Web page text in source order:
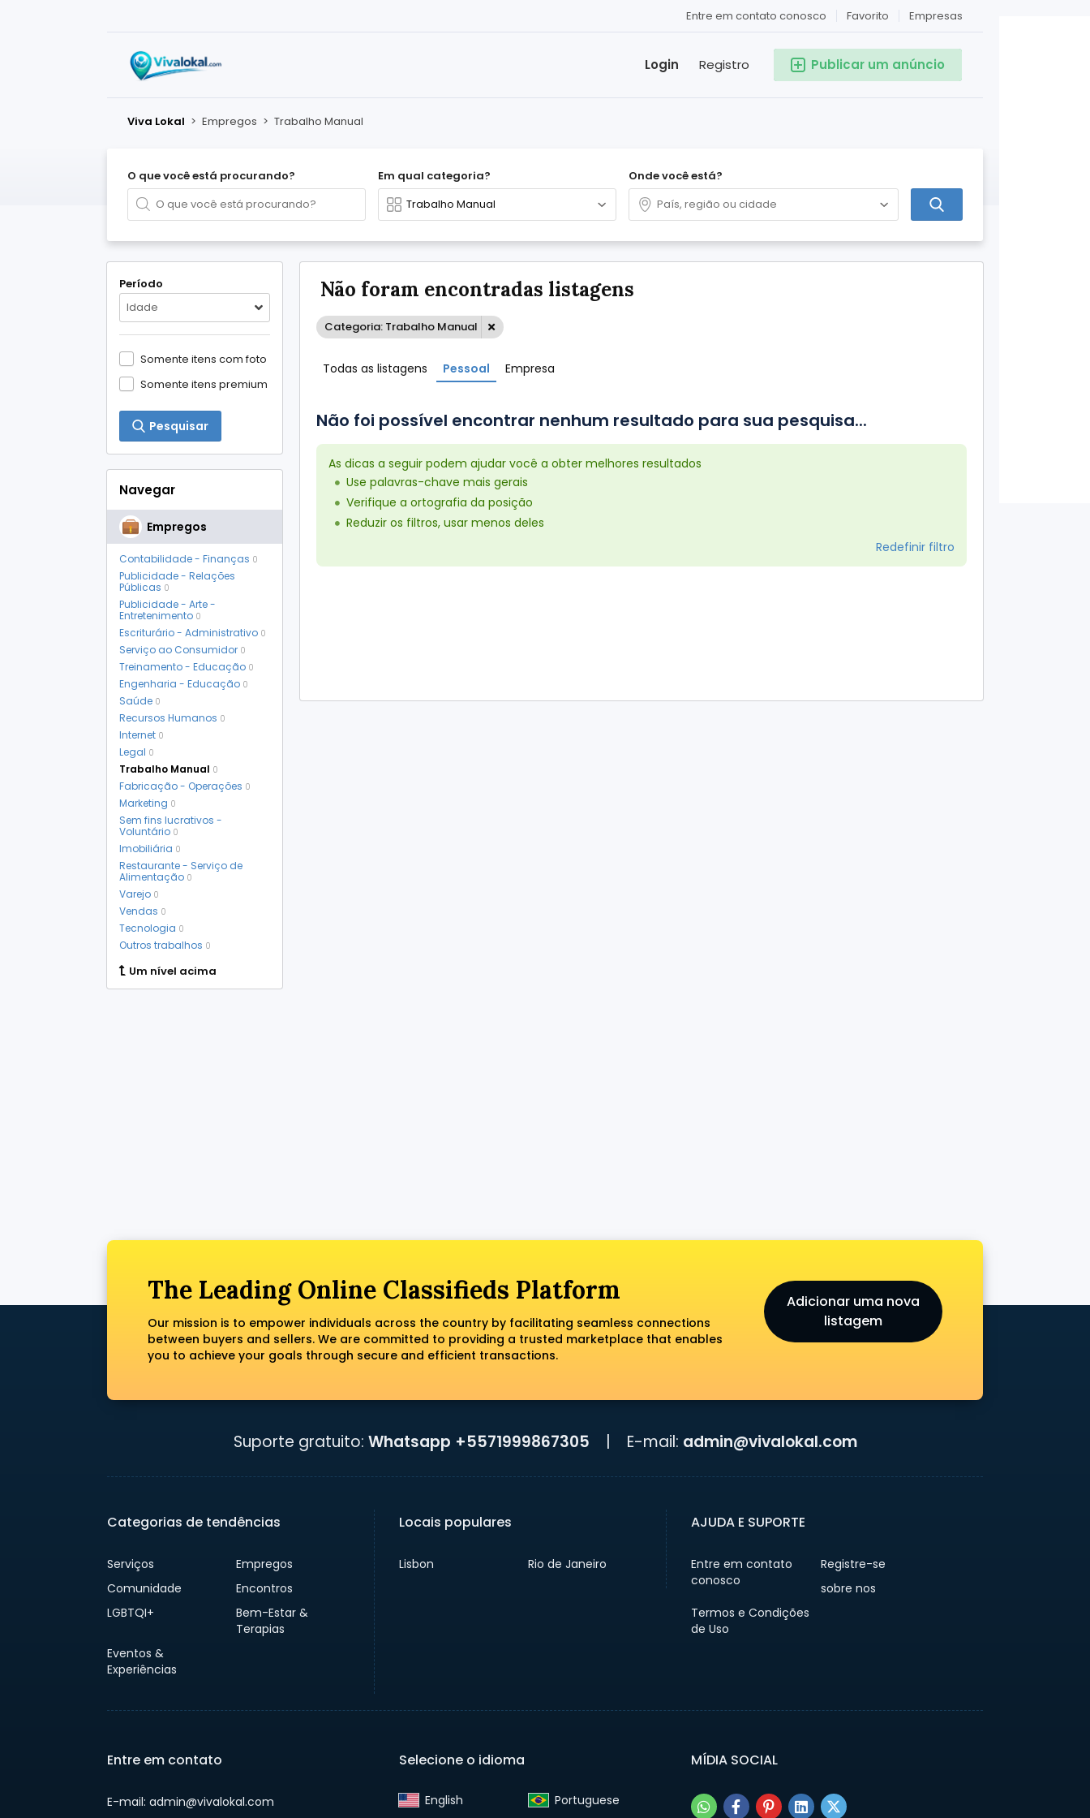
Empresas
Favorito
Entre em contato conosco
Publicar um anúncio
Registro
Login
Viva Lokal > Empregos > Trabalho Manual
O que você está procurando? Em qual categoria? Onde você está?
Período
Idade
Somente itens com foto
Somente itens premium
Pesquisar
Navegar
Empregos
Contabilidade - Finanças 0
Publicidade - Relações
Públicas 0
Publicidade - Arte -
Entretenimento 0
Escriturário - Administrativo 0
Serviço ao Consumidor 0
Treinamento - Educação 0
Engenharia - Educação 0
Saúde 0
Recursos Humanos 0
Internet 0
Legal 0
Trabalho Manual 0
Fabricação - Operações 0
Marketing 0
Sem fins lucrativos -
Voluntário 0
Imobiliária 0
Restaurante - Serviço de
Alimentação 0
Varejo 0
Vendas 0
Tecnologia 0
Outros trabalhos 0
Um nível acima
Não foram encontradas listagens
Categoria: Trabalho Manual
Todas as listagens Pessoal Empresa
Não foi possível encontrar nenhum resultado para sua pesquisa...
As dicas a seguir podem ajudar você a obter melhores resultados
Use palavras-chave mais gerais
Verifique a ortografia da posição
Reduzir os filtros, usar menos deles
Redefinir filtro
The Leading Online Classifieds Platform
Our mission is to empower individuals across the country by facilitating seamless connections
between buyers and sellers. We are committed to providing a trusted marketplace that enables
you to achieve your goals through secure and efficient transactions.
Adicionar uma nova
listagem
Suporte gratuito: Whatsapp +5571999867305 E-mail: admin@vivalokal.com
Categorias de tendências
Serviços
Empregos
Comunidade
Encontros
LGBTQI+
Bem-Estar &
Terapias
Eventos &
Experiências
Locais populares
Lisbon Rio de Janeiro
AJUDA E SUPORTE
Entre em contato
conosco
Registre-se
sobre nos
Termos e Condições
de Uso
Entre em contato
E-mail: admin@vivalokal.com
Selecione o idioma
English‎ Portuguese‎
MÍDIA SOCIAL